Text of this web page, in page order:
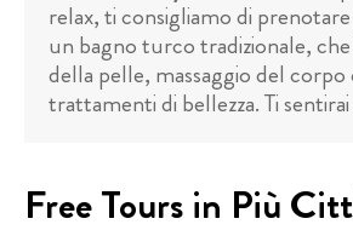
relax, ti consigliamo di prenotare
un bagno turco tradizionale,
della pelle, massaggio del corpo
trattamenti di bellezza. Ti
Free Tours in Più